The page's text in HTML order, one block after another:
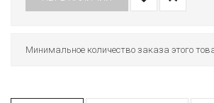
Минимальное количество заказа этого